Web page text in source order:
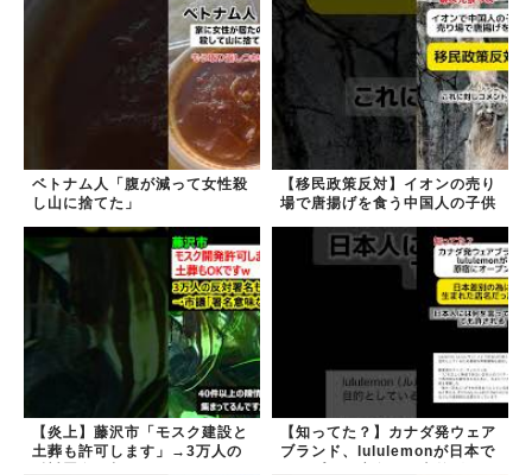
ベトナム人「腹が減って女性殺
し山に捨てた」
【移民政策反対】イオンの売り
場で唐揚げを食う中国人の子供
【炎上】藤沢市「モスク建設と
土葬も許可します」→3万人の
【知ってた？】カナダ発ウェア
ブランド、lululemonが日本で